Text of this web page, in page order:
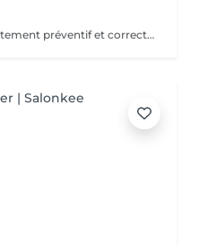
La microdermabrasion est le traitement préventif et correctif par excellence. Elle stimule la régénération cellulaire et la production de cellules jeunes. À l'aide soit d'un jet de microcristaux projetés sur la peau soit d'une tête diamantée, la microdermabrasion enlève toutes les cellules mortes. Dès le premier traitement, la peau est plus éclatante, plus douce et visiblement exfoliée.